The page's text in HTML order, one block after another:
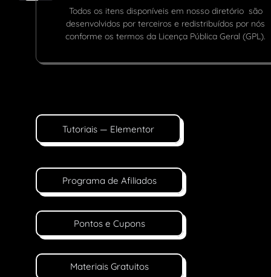
Todos os itens disponíveis em nosso diretório são
desenvolvidos por terceiros e redistribuídos por nós
conforme os termos da Licença Pública Geral (GPL).
Tutoriais — Elementor
Programa de Afiliados
Pontos e Cupons
Materiais Gratuitos